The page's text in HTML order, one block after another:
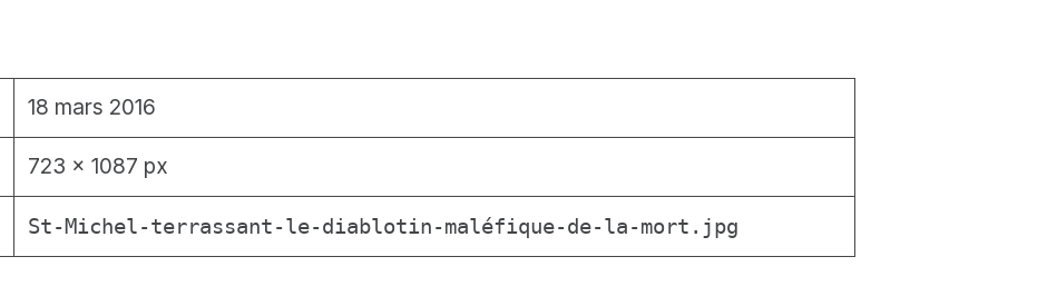
18 mars 2016
723 × 1087 px
St-Michel-terrassant-le-diablotin-maléfique-de-la-mort.jpg